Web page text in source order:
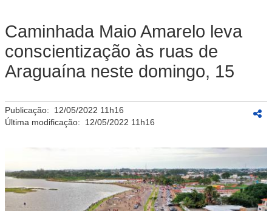
Caminhada Maio Amarelo leva
conscientização às ruas de
Araguaína neste domingo, 15
Publicação: 12/05/2022 11h16
Última modificação: 12/05/2022 11h16